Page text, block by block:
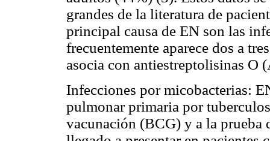
grandes de la literatura de
principal causa de EN son las
frecuentemente aparece dos a
asocia con antiestreptolisinas O
Infecciones por micobacterias:
pulmonar primaria por
vacunación (BCG) y a la prueba